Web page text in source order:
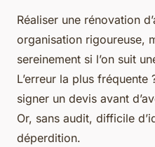
Réaliser une rénovation
organisation rigoureuse,
sereinement si l’on suit
L’erreur la plus
signer un devis avant
Or, sans audit, difficile
déperdition.